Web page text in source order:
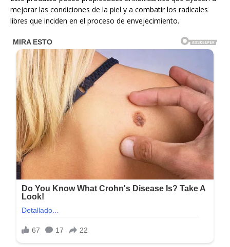
mejorar las condiciones de la piel y a combatir los radicales
libres que inciden en el proceso de envejecimiento.